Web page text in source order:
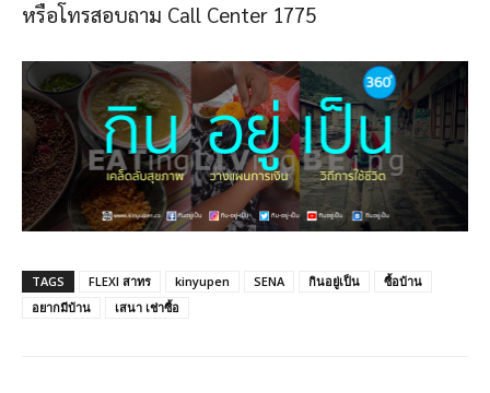
หรือโทรสอบถาม Call Center 1775
TAGS FLEXI สาทร kinyupen SENA กินอยู่เป็น
ซื้อบ้าน
อยากมีบ้าน
เสนา เช่าซื้อ